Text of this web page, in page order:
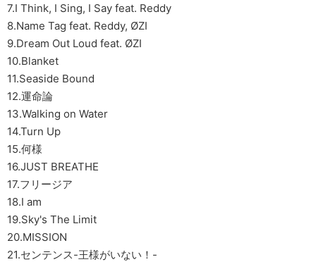
7.I Think, I Sing, I Say feat. Reddy
8.Name Tag feat. Reddy, ØZI
9.Dream Out Loud feat. ØZI
10.Blanket
11.Seaside Bound
12.運命論
13.Walking on Water
14.Turn Up
15.何様
16.JUST BREATHE
17.フリージア
18.I am
19.Sky's The Limit
20.MISSION
21.センテンス-王様がいない！-